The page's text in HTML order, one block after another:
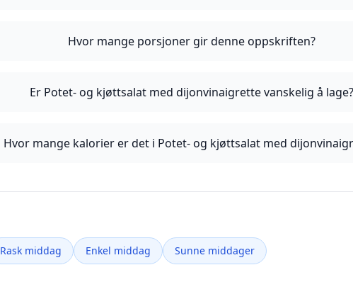
Hvor mange porsjoner gir denne oppskriften?
Er Potet- og kjøttsalat med dijonvinaigrette vanskelig å lage?
Hvor mange kalorier er det i Potet- og kjøttsalat med
Rask middag Enkel middag Sunne middager